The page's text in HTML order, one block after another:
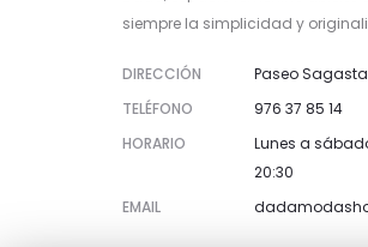
siempre la simplicidad y
DIRECCIÓN
Paseo
TELÉFONO
976 37 85 14
HORARIO
Lunes a
20:30
EMAIL